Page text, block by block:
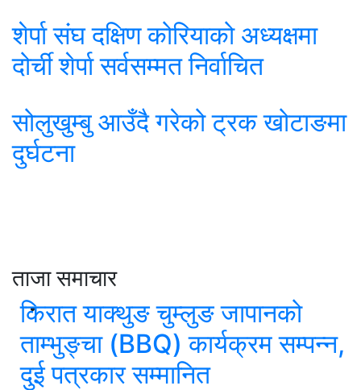
शेर्पा संघ दक्षिण कोरियाको अध्यक्षमा
दोर्ची शेर्पा सर्वसम्मत निर्वाचित
सोलुखुम्बु आउँदै गरेको ट्रक खोटाङमा
दुर्घटना
ताजा समाचार
किरात याक्थुङ चुम्लुङ जापानको
ताम्भुङ्चा (BBQ) कार्यक्रम सम्पन्न,
दुई पत्रकार सम्मानित